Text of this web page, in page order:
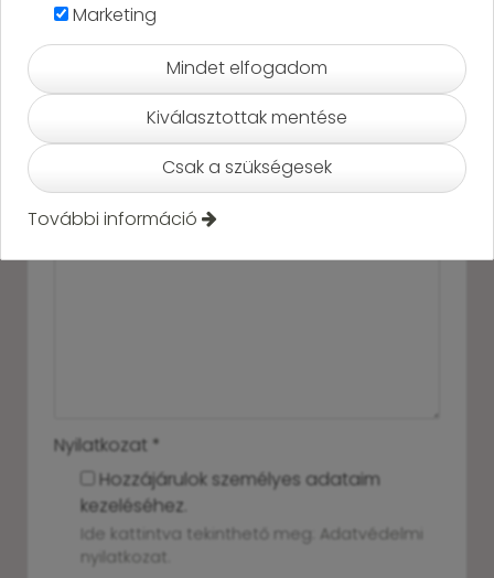
-
-
Telefonszám*
Üzenet*
Nyilatkozat *
Hozzájárulok személyes adataim
kezeléséhez.
Ide kattintva tekinthető meg: Adatvédelmi
nyilatkozat
Marketing
Mindet elfogadom
Kiválasztottak mentése
Csak a szükségesek
További információ